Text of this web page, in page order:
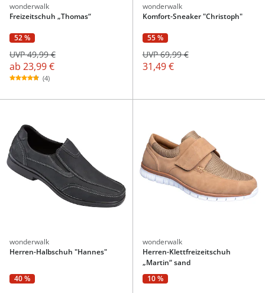
wonderwalk
Freizeitschuh „Thomas“
52 %
ab 23,99 €
UVP 49,99 €
(4)
wonderwalk
Komfort-Sneaker "Christoph"
55 %
31,49 €
UVP 69,99 €
wonderwalk
Herren-Halbschuh "Hannes"
40 %
wonderwalk
Herren-Klettfreizeitschuh
„Martin“ sand
10 %